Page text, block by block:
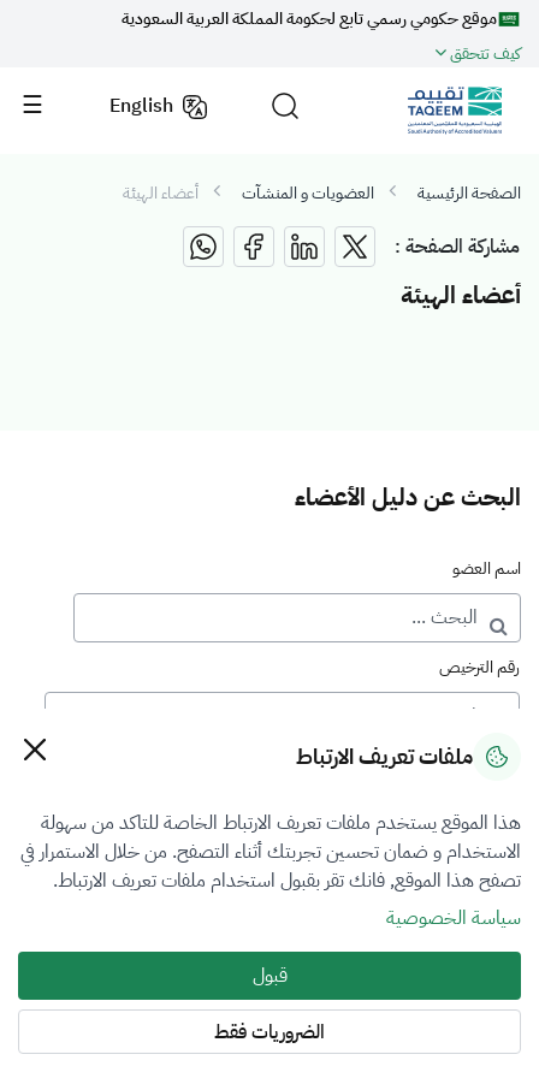
موقع حكومي رسمي تابع لحكومة المملكة العربية السعودية
كيف تتحقق
English
الصفحة الرئيسية العضويات و المنشآت أعضاء الهيئة
مشاركة الصفحة :
أعضاء الهيئة
البحث عن دليل الأعضاء
اسم العضو
رقم الترخيص
رقم العضوية
فرع التقييم
الآلات والمعدات والممتلكات المنقولة
نوع العضوية
أساسي
المنطقة
ملفات تعريف الارتباط
هذا الموقع يستخدم ملفات تعريف الارتباط الخاصة للتاكد من سهولة
الاستخدام و ضمان تحسين تجربتك أثناء التصفح. من خلال الاستمرار في
تصفح هذا الموقع, فانك تقر بقبول استخدام ملفات تعريف الارتباط.
سياسة الخصوصية
قبول
الضروريات فقط